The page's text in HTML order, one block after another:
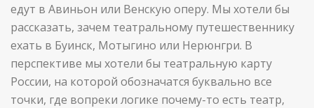
едут в Авиньон или Венскую оперу. Мы хотели бы
рассказать, зачем театральному путешественнику
ехать в Буинск, Мотыгино или Нерюнгри. В
перспективе мы хотели бы театральную карту
России, на которой обозначатся буквально все
точки, где вопреки логике почему-то есть театр,